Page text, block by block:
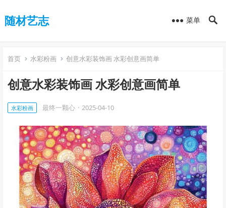
随材艺志 菜单
首页 水彩粉画 创意水彩装饰画 水彩创意画简单
创意水彩装饰画 水彩创意画简单
水彩粉画 最终一颗心 · 2025-04-10